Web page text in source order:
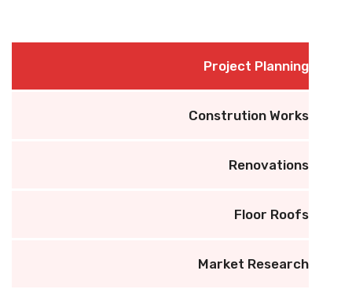
Project Planning
Constrution Works
Renovations
Floor Roofs
Market Research